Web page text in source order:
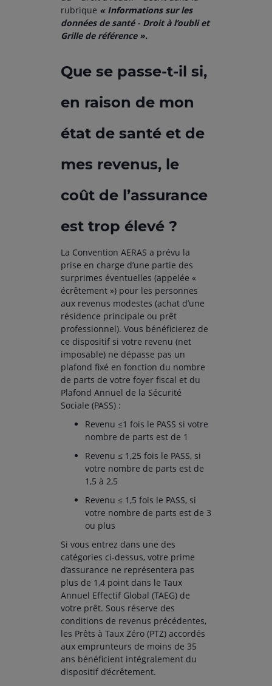
rubrique « Informations sur les
données de santé - Droit à l’oubli et
Grille de référence ».
Que se passe-t-il si,
en raison de mon
état de santé et de
mes revenus, le
coût de l’assurance
est trop élevé ?
La Convention AERAS a prévu la
prise en charge d’une partie des
surprimes éventuelles (appelée «
écrêtement ») pour les personnes
aux revenus modestes (achat d’une
résidence principale ou prêt
professionnel). Vous bénéficierez de
ce dispositif si votre revenu (net
imposable) ne dépasse pas un
plafond fixé en fonction du nombre
de parts de votre foyer fiscal et du
Plafond Annuel de la Sécurité
Sociale (PASS) :
Revenu ≤1 fois le PASS si votre
nombre de parts est de 1
Revenu ≤ 1,25 fois le PASS, si
votre nombre de parts est de
1,5 à 2,5
Revenu ≤ 1,5 fois le PASS, si
votre nombre de parts est de 3
ou plus
Si vous entrez dans une des
catégories ci-dessus, votre prime
d’assurance ne représentera pas
plus de 1,4 point dans le Taux
Annuel Effectif Global (TAEG) de
votre prêt. Sous réserve des
conditions de revenus précédentes,
les Prêts à Taux Zéro (PTZ) accordés
aux emprunteurs de moins de 35
ans bénéficient intégralement du
dispositif d’écrêtement.